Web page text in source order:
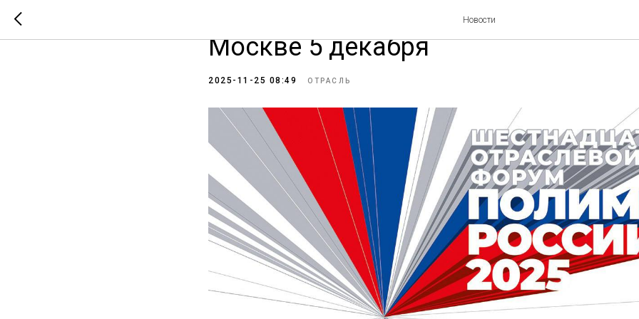
Новости
Форум «Полимеры России»
Москве 5 декабря
2025-11-25 08:49 ОТРАСЛЬ